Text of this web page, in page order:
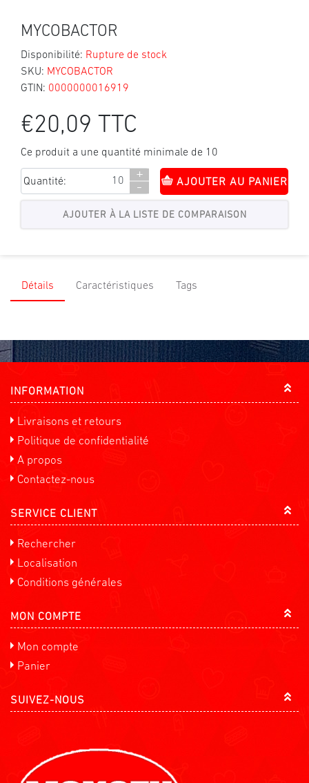
MYCOBACTOR
Disponibilité: Rupture de stock
SKU: MYCOBACTOR
GTIN: 0000000016919
€20,09 TTC
Ce produit a une quantité minimale de 10
Quantité:
+
-
AJOUTER AU PANIER
Détails Caractéristiques Tags
INFORMATION
Livraisons et retours
Politique de confidentialité
A propos
Contactez-nous
SERVICE CLIENT
Rechercher
Localisation
Conditions générales
MON COMPTE
Mon compte
Panier
SUIVEZ-NOUS